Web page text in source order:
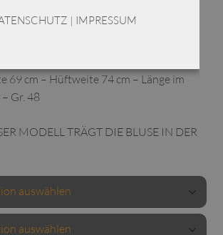
65 cm – Hüftweite 71 cm – Länge im
Gr. 44
67 cm – Hüftweite 73 cm – Länge im
Gr. 46
69 cm – Hüftweite 74 cm – Länge im
Gr. 48
MODELL TRÄGT DIE BLUSE IN DER
| IMPRESSUM